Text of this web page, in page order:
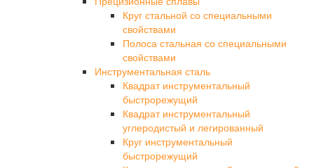
Круг стальной со специальными
свойствами
Полоса стальная со специальными
свойствами
Инструментальная сталь
Квадрат инструментальный
быстрорежущий
Квадрат инструментальный
углеродистый и легированный
Круг инструментальный
быстрорежущий